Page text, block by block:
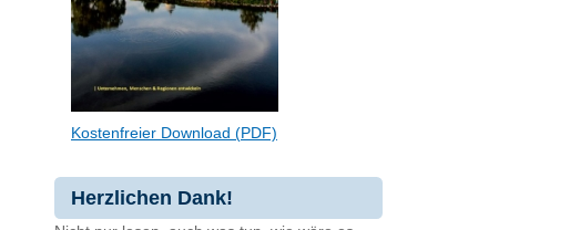
Kostenfreier Download (PDF)
Herzlichen Dank!